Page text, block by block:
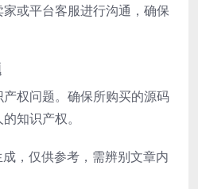
或平台客服进行沟通，确保
权问题。确保所购买的源码
知识产权。
，仅供参考，需辨别文章内